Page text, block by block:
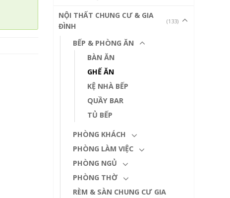
NỘI THẤT CHUNG CƯ & GIA
ĐÌNH
(133)
BẾP & PHÒNG ĂN
BÀN ĂN
GHẾ ĂN
KỆ NHÀ BẾP
QUẦY BAR
TỦ BẾP
PHÒNG KHÁCH
PHÒNG LÀM VIỆC
PHÒNG NGỦ
PHÒNG THỜ
RÈM & SÀN CHUNG CƯ GIA